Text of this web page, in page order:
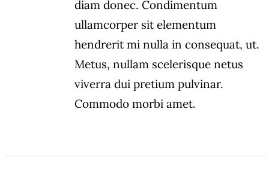
diam donec. Condimentum
ullamcorper sit elementum
hendrerit mi nulla in consequat, ut.
Metus, nullam scelerisque netus
viverra dui pretium pulvinar.
Commodo morbi amet.